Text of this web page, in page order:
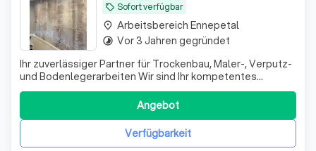
local_offer Sofort verfügbar
Ihr zuverlässiger Partner für Trockenbau, Maler-, Verputz-
und Bodenlegerarbeiten Wir sind Ihr kompetentes
Handwerksunternehmen und bieten Ihnen hochwertige
Lösungen aus einer Hand. Egal, ob Sie Renovierungen,
Neubauten oder Modernisierungen planen – wir sorgen für
saubere, präzise und termingerech
Verfügbarkeit
Angebot
place Arbeitsbereich Ennepetal
timelapse Vor 3 Jahren gegründet